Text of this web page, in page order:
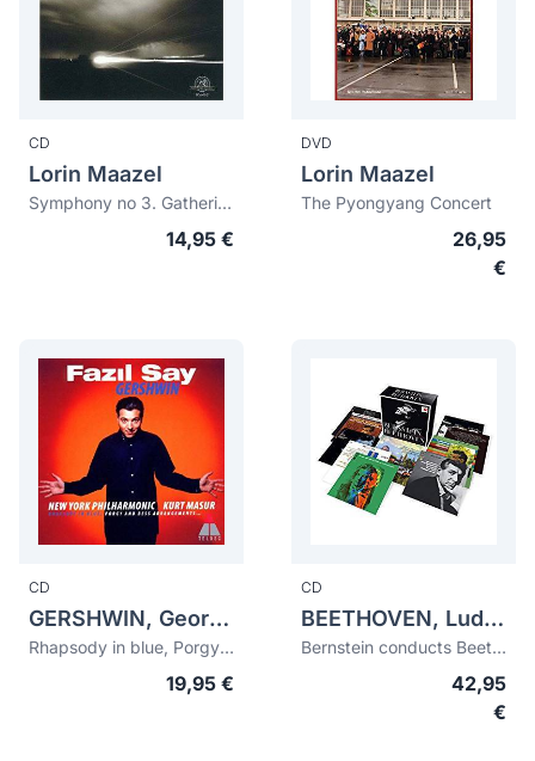
CD
Lorin Maazel
Symphony no 3. Gathering paradise. Summer lightning
14,95 €
DVD
Lorin Maazel
The Pyongyang Concert
26,95
€
CD
GERSHWIN, George (1898-1937)
Rhapsody in blue, Porgy and Bess arrangements...
19,95 €
CD
BEETHOVEN, Ludwig van (1770-1827)
Bernstein conducts Beethoven: Symphonies, Overtures, Missa Solemnis
42,95
€